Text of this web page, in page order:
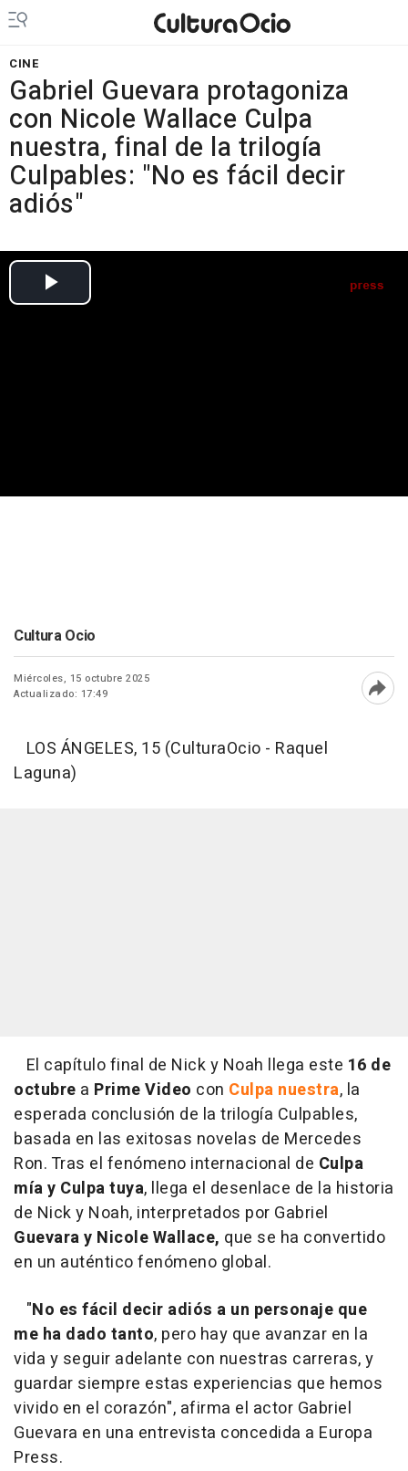
CINE
Gabriel Guevara protagoniza
con Nicole Wallace Culpa
nuestra, final de la trilogía
Culpables: "No es fácil decir
adiós"
Cultura Ocio
Miércoles, 15 octubre 2025
Actualizado: 17:49
LOS ÁNGELES, 15 (CulturaOcio - Raquel
Laguna)
El capítulo final de Nick y Noah llega este 16 de
octubre a Prime Video con Culpa nuestra, la
esperada conclusión de la trilogía Culpables,
basada en las exitosas novelas de Mercedes
Ron. Tras el fenómeno internacional de Culpa
mía y Culpa tuya, llega el desenlace de la historia
de Nick y Noah, interpretados por Gabriel
Guevara y Nicole Wallace, que se ha convertido
en un auténtico fenómeno global.
"No es fácil decir adiós a un personaje que
me ha dado tanto, pero hay que avanzar en la
vida y seguir adelante con nuestras carreras, y
guardar siempre estas experiencias que hemos
vivido en el corazón", afirma el actor Gabriel
Guevara en una entrevista concedida a Europa
Press.